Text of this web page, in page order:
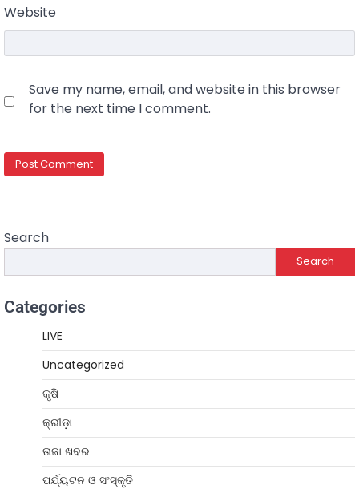
Website
Save my name, email, and website in this browser
for the next time I comment.
Search
Search
Categories
LIVE
Uncategorized
କୃଷି
କ୍ରୀଡ଼ା
ତାଜା ଖବର
ପର୍ଯ୍ୟଟନ ଓ ସଂସ୍କୃତି